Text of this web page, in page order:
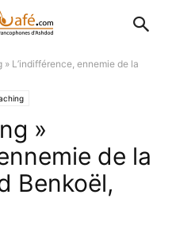
» L’indifférence, ennemie de la
»
de la
Benkoël,